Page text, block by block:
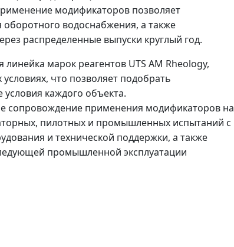
модификаторов позволяет
водоснабжения, а также
распределенные выпуски круглый год.
марок реагентов UTS AM Rheology,
что позволяет подобрать
каждого объекта.
сопровождение применения модификаторов на
пилотных и промышленных испытаний с
и технической поддержки, а также
промышленной эксплуатации